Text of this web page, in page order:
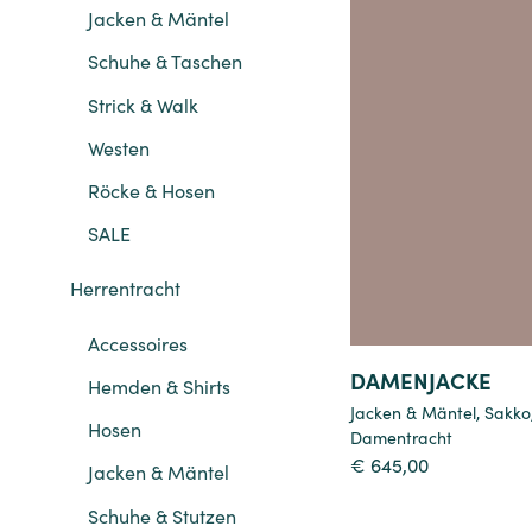
Jacken & Mäntel
Schuhe & Taschen
Strick & Walk
Westen
Röcke & Hosen
SALE
Herrentracht
Accessoires
Hemden & Shirts
Hosen
Jacken & Mäntel
Schuhe & Stutzen
DAMENJACKE
Jacken & Mäntel,Sakko
Damentracht
€ 645,00